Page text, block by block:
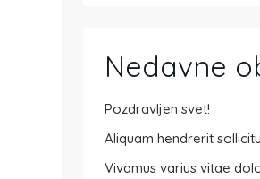
Nedavne
Pozdravljen svet!
Aliquam hendrerit
Vivamus varius vitae